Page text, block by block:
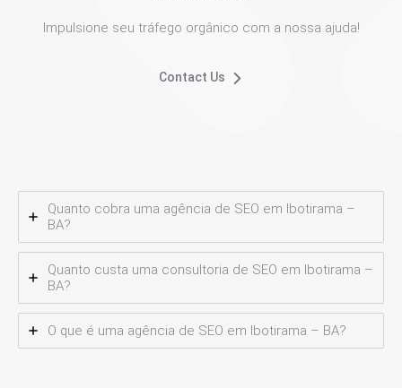
Impulsione seu tráfego orgânico com a nossa ajuda!
Contact Us
Quanto cobra uma agência de SEO em Ibotirama –
BA?
Quanto custa uma consultoria de SEO em Ibotirama –
BA?
O que é uma agência de SEO em Ibotirama – BA?